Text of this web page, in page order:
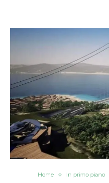
Home In primo piano